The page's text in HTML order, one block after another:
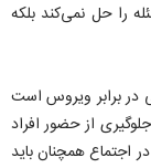
را حل نمی‌کند بلکه
برابر ویروس است
از حضور افراد
اجتماع همچنان باید